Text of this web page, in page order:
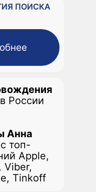
в России
Анна
топ-
Apple,
Viber,
Tinkoff
ПОИСКА